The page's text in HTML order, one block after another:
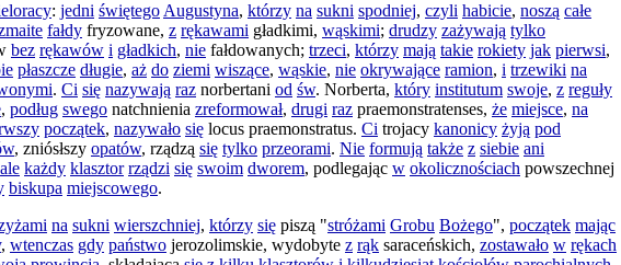
: jedni świętego Augustyna, którzy na sukni spodniej, czyli habicie, noszą całe
fałdy fryzowane, z rękawami gładkimi, wąskimi; drudzy zażywają tylko
bez rękawów i gładkich, nie fałdowanych; trzeci, którzy mają takie rokiety jak pierwsi,
płaszcze długie, aż do ziemi wiszące, wąskie, nie okrywające ramion, i trzewiki na
. Ci się nazywają raz norbertani od św. Norberta, który institutum swoje, z reguły
, podług swego natchnienia zreformował, drugi raz praemonstratenses, że miejsce, na
początek, nazywało się locus praemonstratus. Ci trojacy kanonicy żyją pod
, zniósłszy opatów, rządzą się tylko przeorami. Nie formują także z siebie ani
ale każdy klasztor rządzi się swoim dworem, podlegając w okolicznościach powszechnej
biskupa miejscowego.
na sukni wierszchniej, którzy się piszą "stróżami Grobu Bożego", początek mając
, wtenczas gdy państwo jerozolimskie, wydobyte z rąk saraceńskich, zostawało w rękach